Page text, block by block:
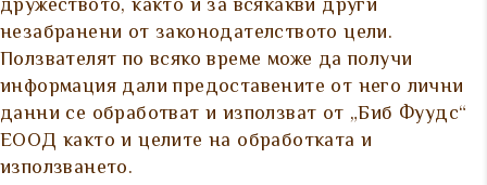
дружеството, както и за всякакви други
незабранени от законодателството цели.
Ползвателят по всяко време може да получи
информация дали предоставените от него лични
данни се обработват и използват от „Биб Фуудс“
ЕООД както и целите на обработката и
използването.